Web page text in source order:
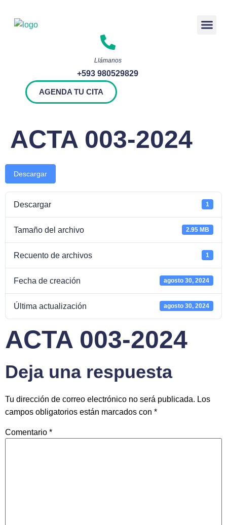
Llámanos
+593 980529829
AGENDA TU CITA
ACTA 003-2024
Descargar
Descargar 1
Tamaño del archivo 2.95 MB
Recuento de archivos 1
Fecha de creación agosto 30, 2024
Última actualización agosto 30, 2024
ACTA 003-2024
Deja una respuesta
Tu dirección de correo electrónico no será publicada. Los
campos obligatorios están marcados con *
Comentario *